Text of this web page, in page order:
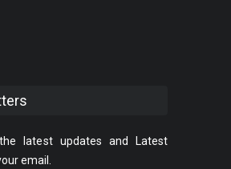
latest updates and Latest
email.